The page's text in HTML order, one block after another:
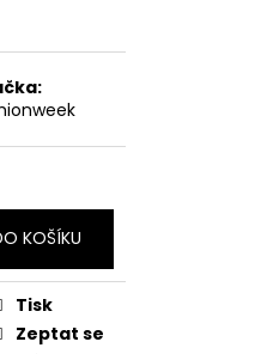
KOŠÍKU
Tisk
Zeptat se